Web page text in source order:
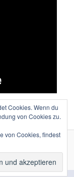
Cookies. Wenn du
von Cookies zu.
von Cookies, findest